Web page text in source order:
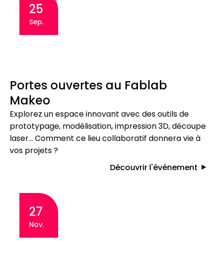
25
Sep.
Portes ouvertes au Fablab
Makeo
Explorez un espace innovant avec des outils de
prototypage, modélisation, impression 3D, découpe
laser… Comment ce lieu collaboratif donnera vie à
vos projets ?
Découvrir l'événement
27
Nov.